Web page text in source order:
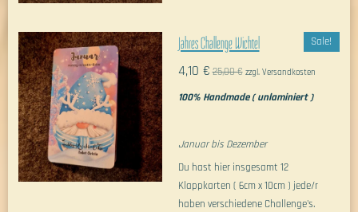
Sale!
Jahres Challenge Wichtel
4,10 € 25,00 € zzgl. Versandkosten
100% Handmade ( unlaminiert )
Januar bis Dezember
Du hast hier insgesamt 12
Klappkarten ( 6cm x 10cm ) jede/r
haben verschiedene Challenge's.